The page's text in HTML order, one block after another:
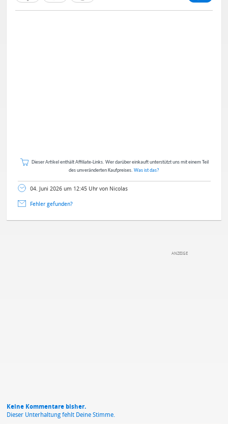
Dieser Artikel enthält Affiliate-Links. Wer darüber einkauft unterstützt uns mit einem Teil
des unveränderten Kaufpreises. Was ist das?
04. Juni 2026 um 12:45 Uhr von Nicolas
Fehler gefunden?
Keine Kommentare bisher.
Dieser Unterhaltung fehlt Deine Stimme.